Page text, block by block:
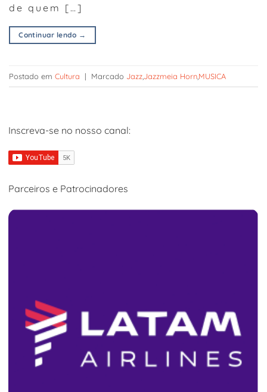
de quem […]
Continuar lendo →
Postado em Cultura | Marcado JazzJazzmeia HornMUSICA
Inscreva-se no nosso canal:
Parceiros e Patrocinadores